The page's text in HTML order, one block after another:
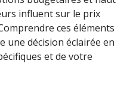
influent sur le prix
ces éléments
une décision éclairée en
et de votre